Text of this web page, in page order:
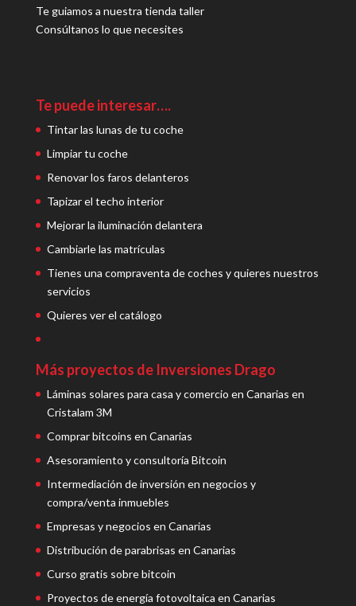
Te guiamos a nuestra tienda taller
Consúltanos lo que necesites
Te puede interesar….
Tintar las lunas de tu coche
Limpiar tu coche
Renovar los faros delanteros
Tapizar el techo interior
Mejorar la iluminación delantera
Cambiarle las matrículas
Tienes una compraventa de coches y quieres nuestros
servicios
Quieres ver el catálogo
Más proyectos de Inversiones Drago
Láminas solares para casa y comercio en Canarias en
Cristalam 3M
Comprar bitcoins en Canarias
Asesoramiento y consultoría Bitcoin
Intermediación de inversión en negocios y
compra/venta inmuebles
Empresas y negocios en Canarias
Distribución de parabrisas en Canarias
Curso gratis sobre bitcoin
Proyectos de energía fotovoltaica en Canarias